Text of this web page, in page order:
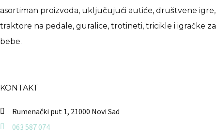
asortiman proizvoda, uključujući autiće, društvene igre,
traktore na pedale, guralice, trotineti, tricikle i igračke za
bebe.
KONTAKT
Rumenački put 1, 21000 Novi Sad
063 587 074